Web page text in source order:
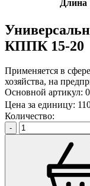
Длина
КППК 15-20
Применяется в
хозяйства, на
Основной артикул:
Цена за единицу:
Количество:
-